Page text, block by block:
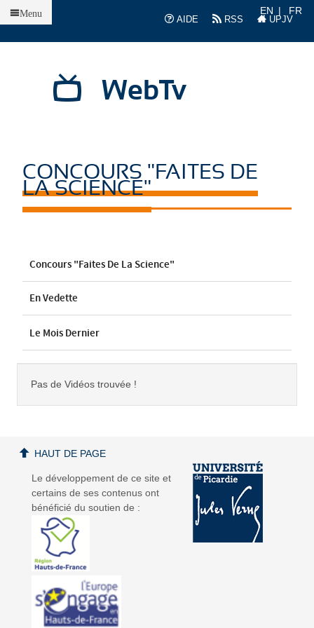
AIDE
RSS UPJV
EN FR
WebTv
Menu
CONCOURS "FAITES DE
LA SCIENCE"
Concours "Faites De La Science"
En Vedette
Le Mois Dernier
Pas de Vidéos trouvée !
Le développement de ce site et
certains de ses contenus ont
bénéficié du soutien de :
HAUT DE PAGE